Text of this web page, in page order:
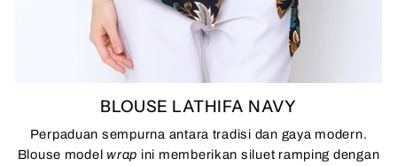
BLOUSE LATHIFA NAVY
Perpaduan sempurna antara tradisi dan gaya modern.
Blouse model wrap ini memberikan siluet ramping dengan